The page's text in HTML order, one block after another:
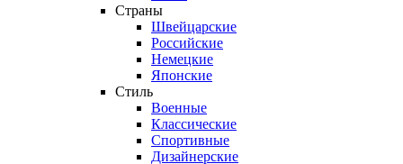
Страны
Швейцарские
Российские
Немецкие
Японские
Стиль
Военные
Классические
Спортивные
Дизайнерские